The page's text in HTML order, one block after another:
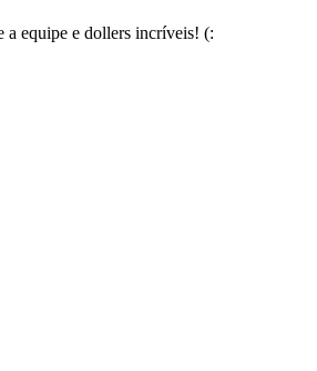
a equipe e dollers incríveis! (: